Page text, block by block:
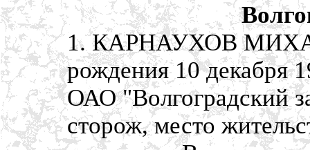
1. КАРНАУХОВ
рождения 10 декабря
ОАО "Волгоградский
сторож, место